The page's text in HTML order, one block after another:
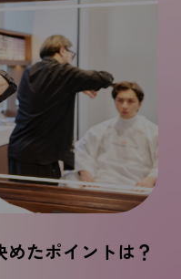
たポイントは？